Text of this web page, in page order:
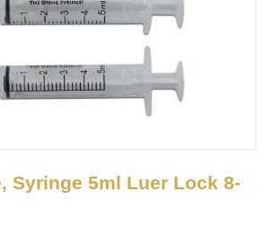
Syringe 5ml Luer Lock 8-